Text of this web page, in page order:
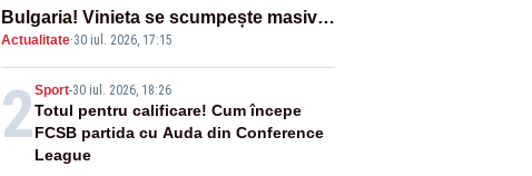
Bulgaria! Vinieta se scumpește masiv
de la 1 august
Actualitate·30 iul. 2026, 17:15
2Sport-30 iul. 2026, 18:26
Totul pentru calificare! Cum începe
FCSB partida cu Auda din Conference
League